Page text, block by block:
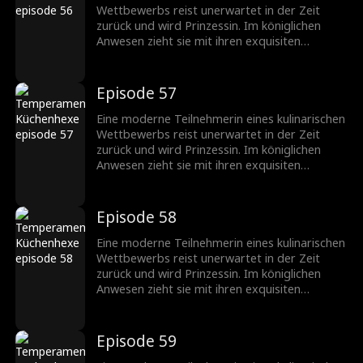
kulinarischen Talenten. Kann sie andere
übertreffen, um Chefköchin zu werden?
Währenddessen hat ein anderer Mann
Sie dran.
Wettbewerbs reist unerwartet in der Zeit
zurück und wird Prinzessin. Im königlichen
Anwesen zieht sie mit ihren exquisiten
für den Prinzen. Die Prinzessin verlässt das
königliche Anwesen, nachdem sie verleumdet
wurde, und glänzt später mit ihren
kulinarischen Talenten. Kann sie andere
übertreffen, um Chefköchin zu werden?
Währenddessen hat ein anderer Mann
Sie dran.
Episode 57
Eine moderne Teilnehmerin eines kulinarischen
Wettbewerbs reist unerwartet in der Zeit
zurück und wird Prinzessin. Im königlichen
Anwesen zieht sie mit ihren exquisiten
für den Prinzen. Die Prinzessin verlässt das
königliche Anwesen, nachdem sie verleumdet
wurde, und glänzt später mit ihren
kulinarischen Talenten. Kann sie andere
übertreffen, um Chefköchin zu werden?
Währenddessen hat ein anderer Mann
Sie dran.
Episode 58
Eine moderne Teilnehmerin eines kulinarischen
Wettbewerbs reist unerwartet in der Zeit
zurück und wird Prinzessin. Im königlichen
Anwesen zieht sie mit ihren exquisiten
für den Prinzen. Die Prinzessin verlässt das
königliche Anwesen, nachdem sie verleumdet
Episode 59